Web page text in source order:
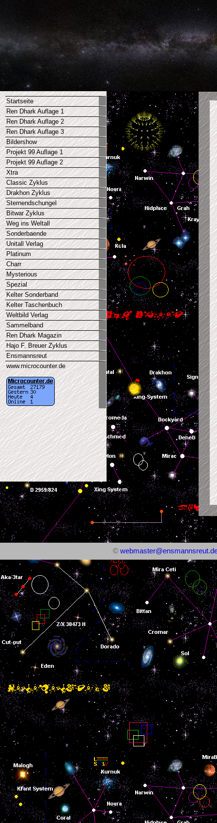
Startseite
Ren Dhark Auflage 1
Ren Dhark Auflage 2
Ren Dhark Auflage 3
Bildershow
Projekt 99 Auflage 1
Projekt 99 Auflage 2
Xtra
Classic Zyklus
Drakhon Zyklus
Sternendschungel
Bitwar Zyklus
Weg ins Weltall
Sonderbaende
Unitall Verlag
Platinum
Charr
Mysterious
Spezial
Kelter Sonderband
Kelter Taschenbuch
Weltbild Verlag
Sammelband
Ren Dhark Magazin
Hajo F. Breuer Zyklus
Ensmannsreut
www.microcounter.de
©